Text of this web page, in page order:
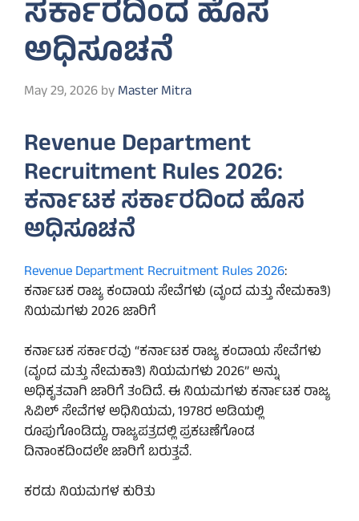
ಸರ್ಕಾರದಿಂದ ಹೊಸ
ಅಧಿಸೂಚನೆ
May 29, 2026byMaster Mitra
Revenue Department
Recruitment Rules 2026:
ಕರ್ನಾಟಕ ಸರ್ಕಾರದಿಂದ ಹೊಸ
ಅಧಿಸೂಚನೆ
Revenue Department Recruitment Rules 2026:
ಕರ್ನಾಟಕ ರಾಜ್ಯ ಕಂದಾಯ ಸೇವೆಗಳು (ವೃಂದ ಮತ್ತು ನೇಮಕಾತಿ)
ನಿಯಮಗಳು 2026 ಜಾರಿಗೆ
ಕರ್ನಾಟಕ ಸರ್ಕಾರವು “ಕರ್ನಾಟಕ ರಾಜ್ಯ ಕಂದಾಯ ಸೇವೆಗಳು
(ವೃಂದ ಮತ್ತು ನೇಮಕಾತಿ) ನಿಯಮಗಳು 2026” ಅನ್ನು
ಅಧಿಕೃತವಾಗಿ ಜಾರಿಗೆ ತಂದಿದೆ. ಈ ನಿಯಮಗಳು ಕರ್ನಾಟಕ ರಾಜ್ಯ
ಸಿವಿಲ್ ಸೇವೆಗಳ ಅಧಿನಿಯಮ, 1978ರ ಅಡಿಯಲ್ಲಿ
ರೂಪುಗೊಂಡಿದ್ದು, ರಾಜ್ಯಪತ್ರದಲ್ಲಿ ಪ್ರಕಟಣೆಗೊಂಡ
ದಿನಾಂಕದಿಂದಲೇ ಜಾರಿಗೆ ಬರುತ್ತವೆ.
ಕರಡು ನಿಯಮಗಳ ಕುರಿತು